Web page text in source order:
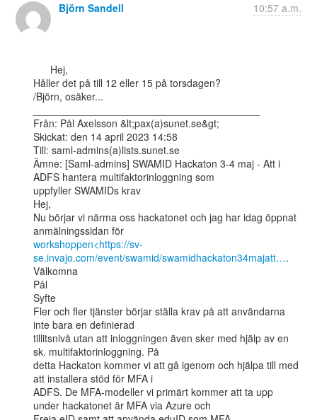
Björn Sandell
10:57 a.m.
Håller det på till 12 eller 15 på torsdagen?
/Björn, osäker...
Från: Pål Axelsson &lt;pax(a)sunet.se&gt;
Skickat: den 14 april 2023 14:58
Till: saml-admins(a)lists.sunet.se
Ämne: [Saml-admins] SWAMID Hackaton 3-4 maj - Att i
ADFS hantera multifaktorinloggning som
uppfyller SWAMIDs krav
Hej,
Nu börjar vi närma oss hackatonet och jag har idag öppnat
workshoppen<https://sv-
se.invajo.com/event/swamid/swamidhackaton34majatt….
Välkomna
Pål
Syfte
Fler och fler tjänster börjar ställa krav på att användarna
inte bara en definierad
tillitsnivå utan att inloggningen även sker med hjälp av en
sk. multifaktorinloggning. På
detta Hackaton kommer vi att gå igenom och hjälpa till med
att installera stöd för MFA i
ADFS. De MFA-modeller vi primärt kommer att ta upp
under hackatonet är MFA via Azure och